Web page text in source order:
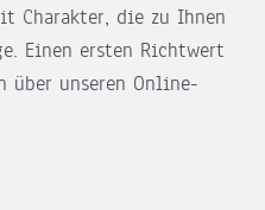
Charakter, die zu Ihnen
Einen ersten Richtwert
unseren Online-